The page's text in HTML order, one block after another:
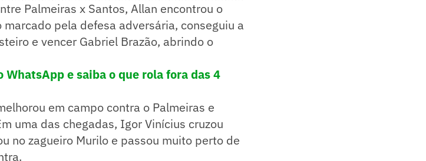
Palmeiras x Santos, Allan encontrou o
pela defesa adversária, conseguiu a
e vencer Gabriel Brazão, abrindo o
WhatsApp e saiba o que rola fora das 4
em campo contra o Palmeiras e
uma das chegadas, Igor Vinícius cruzou
no zagueiro Murilo e passou muito perto de